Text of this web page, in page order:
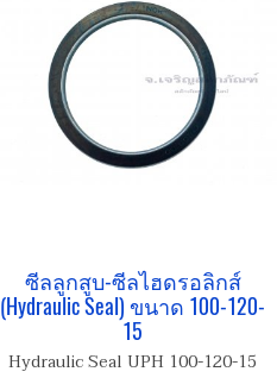
ซีลลูกสูบ-ซีลไฮดรอลิกส์
(Hydraulic Seal) ขนาด 100-120-
15
Hydraulic Seal UPH 100-120-15